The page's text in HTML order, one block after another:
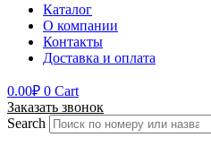
Каталог
О компании
Контакты
Доставка и оплата
0.00₽ 0 Cart
Заказать звонок
Search